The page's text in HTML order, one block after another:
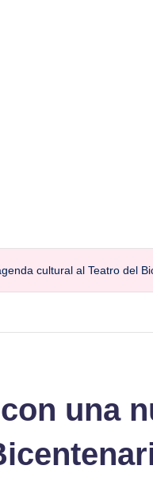
cultural al Teatro del
una